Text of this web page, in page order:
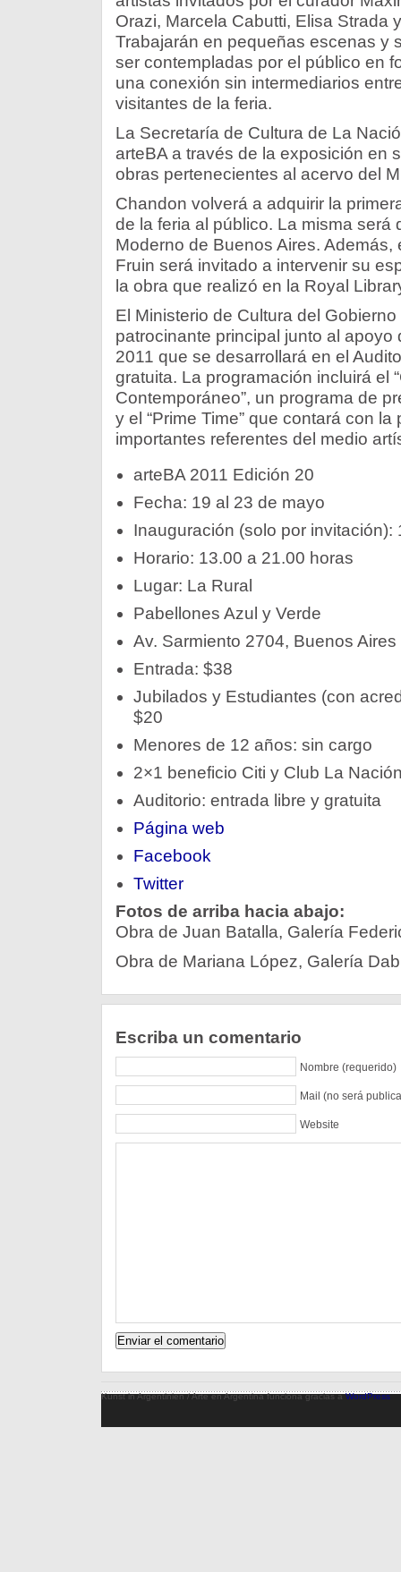
Orazi, Marcela Cabutti, Elisa Strada
Trabajarán en pequeñas escenas y
ser contempladas por el público en
una conexión sin intermediarios
visitantes de la feria.
La Secretaría de Cultura de La
arteBA a través de la exposición en
obras pertenecientes al acervo del
Chandon volverá a adquirir la
de la feria al público. La misma será
Moderno de Buenos Aires. Además,
Fruin será invitado a intervenir su
la obra que realizó en la Royal
El Ministerio de Cultura del
patrocinante principal junto al apoyo
2011 que se desarrollará en el
gratuita. La programación incluirá el
Contemporáneo”, un programa de
y el “Prime Time” que contará con la
importantes referentes del medio
arteBA 2011 Edición 20
Fecha: 19 al 23 de mayo
Inauguración (solo por invitación):
Horario: 13.00 a 21.00 horas
Lugar: La Rural
Pabellones Azul y Verde
Av. Sarmiento 2704, Buenos Aires
Entrada: $38
Jubilados y Estudiantes (con
$20
Menores de 12 años: sin cargo
2×1 beneficio Citi y Club La
Auditorio: entrada libre y gratuita
Página web
Facebook
Twitter
Fotos de arriba hacia abajo:
Obra de Juan Batalla, Galería
Obra de Mariana López, Galería
Escriba un comentario
Nombre (requerido)
Mail (no será
Website
Kunst in Argentinien / Arte en Argentina funciona gracias aWordPress